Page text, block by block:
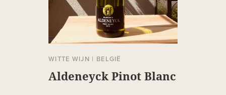
WITTE WIJN | BELGIË
Aldeneyck Pinot Blanc